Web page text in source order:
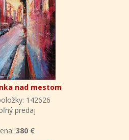
nad mestom
142626
predaj
380 €